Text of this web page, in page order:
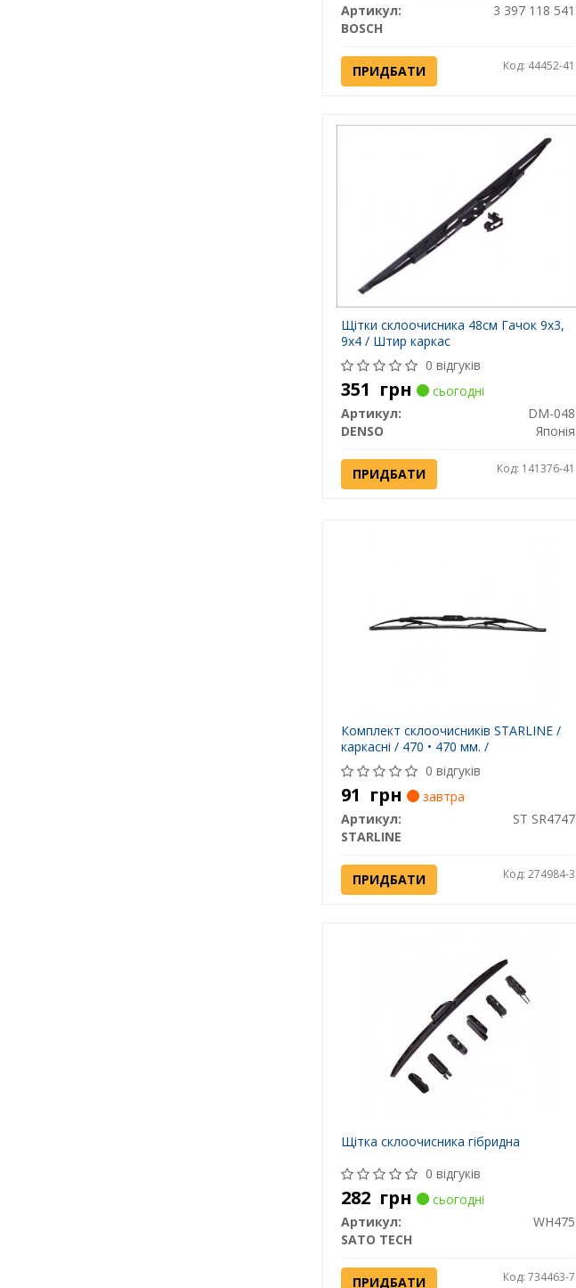
Артикул:
3 397 118 541
BOSCH
ПРИДБАТИ Код: 44452-41
Щітки склоочисника 48см Гачок 9x3,
9x4 / Штир каркас
0 відгуків
351 грн
сьогодні
Артикул:
DM-048
DENSO
Японія
ПРИДБАТИ Код: 141376-41
Комплект склоочисників STARLINE /
каркасні / 470 • 470 мм. /
0 відгуків
91 грн
завтра
Артикул:
ST SR4747
STARLINE
ПРИДБАТИ Код: 274984-3
Щітка склоочисника гібридна
0 відгуків
282 грн
сьогодні
Артикул:
WH475
SATO TECH
ПРИДБАТИ Код: 734463-7